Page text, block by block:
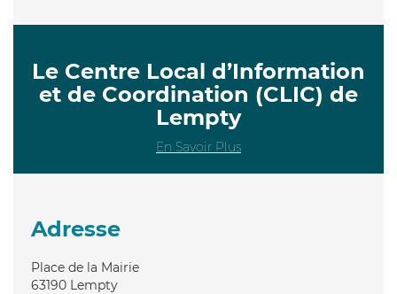
Le Centre Local d’Information
et de Coordination (CLIC) de
Lempty
En Savoir Plus
Adresse
Place de la Mairie
63190 Lempty